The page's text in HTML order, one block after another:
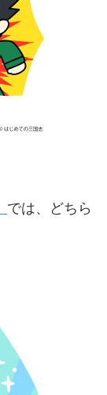
では、どちら